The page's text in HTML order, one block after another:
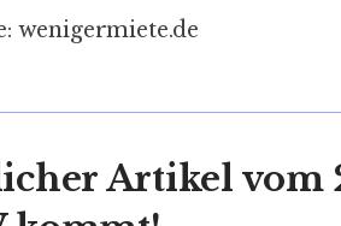
wenigermiete.de
Artikel vom